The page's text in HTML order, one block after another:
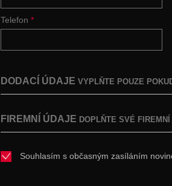
Telefon *
DODACÍ ÚDAJE VYPLŇTE POUZE
FIREMNÍ ÚDAJE DOPLŇTE SVÉ
Souhlasím s občasným zasíláním